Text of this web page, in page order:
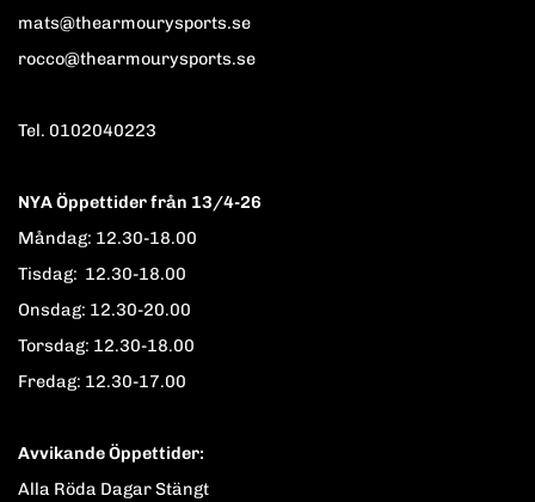
mats@thearmourysports.se
rocco@thearmourysports.se
Tel. 0102040223
NYA Öppettider från 13/4-26
Måndag: 12.30-18.00
Tisdag: 12.30-18.00
Onsdag: 12.30-20.00
Torsdag: 12.30-18.00
Fredag: 12.30-17.00
Avvikande Öppettider:
Alla Röda Dagar Stängt